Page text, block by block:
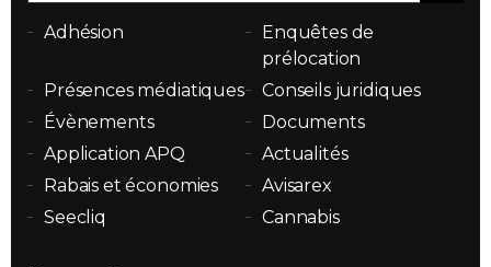
Adhésion
Enquêtes de
prélocation
Présences médiatiques
Conseils juridiques
Évènements
Documents
Application APQ
Actualités
Rabais et économies
Avisarex
Seecliq
Cannabis